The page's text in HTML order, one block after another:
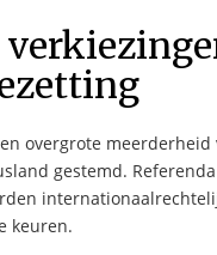
overgrote
gestemd.
keuren.